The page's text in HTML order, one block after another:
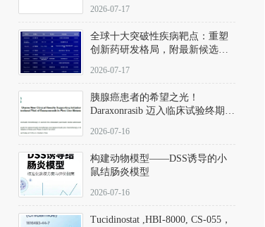
应用指南
2026-07-17
全球十大突破性疾病靶点：重塑
创新药研发格局，附最新候选分
2026-07-17
胰腺癌患者的希望之光！
Daraxonrasib 迈入临床试验终期阶
2026-07-16
构建动物模型——DSS诱导的小
鼠结肠炎模型
2026-07-16
Tucidinostat ,HBI-8000, CS-055，